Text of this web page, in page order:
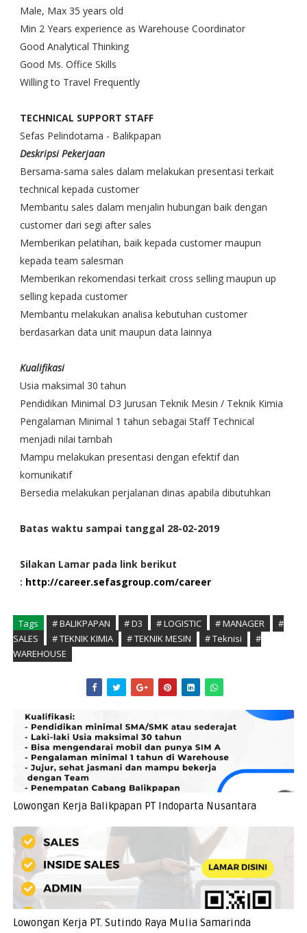
Male, Max 35 years old
Min 2 Years experience as Warehouse Coordinator
Good Analytical Thinking
Good Ms. Office Skills
Willing to Travel Frequently
TECHNICAL SUPPORT STAFF
Sefas Pelindotama - Balikpapan
Deskripsi Pekerjaan
Bersama-sama sales dalam melakukan presentasi terkait
technical kepada customer
Membantu sales dalam menjalin hubungan baik dengan
customer dari segi after sales
Memberikan pelatihan, baik kepada customer maupun
kepada team salesman
Memberikan rekomendasi terkait cross selling maupun up
selling kepada customer
Membantu melakukan analisa kebutuhan customer
berdasarkan data unit maupun data lainnya
Kualifikasi
Usia maksimal 30 tahun
Pendidikan Minimal D3 Jurusan Teknik Mesin / Teknik Kimia
Pengalaman Minimal 1 tahun sebagai Staff Technical
menjadi nilai tambah
Mampu melakukan presentasi dengan efektif dan
komunikatif
Bersedia melakukan perjalanan dinas apabila dibutuhkan
Batas waktu sampai tanggal 28-02-2019
Silakan Lamar pada link berikut
: http://career.sefasgroup.com/career
Tags # BALIKPAPAN # D3 # LOGISTIC # MANAGER
#
SALES
# TEKNIK KIMIA # TEKNIK MESIN # Teknisi
#
WAREHOUSE
Lowongan Kerja Balikpapan PT Indoparta Nusantara
Lowongan Kerja PT. Sutindo Raya Mulia Samarinda